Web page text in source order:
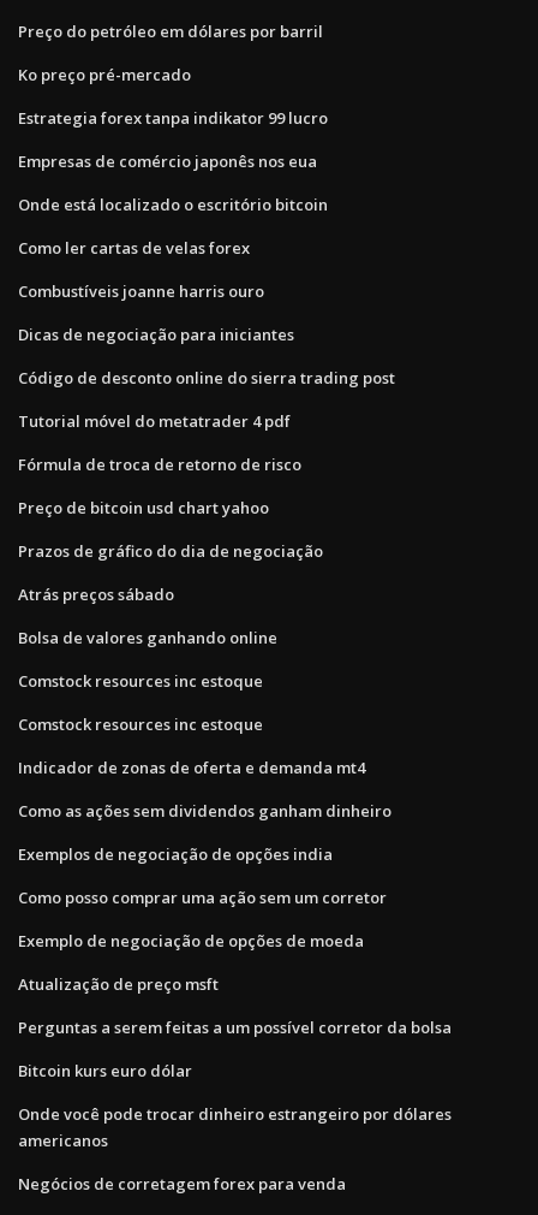
Preço do petróleo em dólares por barril
Ko preço pré-mercado
Estrategia forex tanpa indikator 99 lucro
Empresas de comércio japonês nos eua
Onde está localizado o escritório bitcoin
Como ler cartas de velas forex
Combustíveis joanne harris ouro
Dicas de negociação para iniciantes
Código de desconto online do sierra trading post
Tutorial móvel do metatrader 4 pdf
Fórmula de troca de retorno de risco
Preço de bitcoin usd chart yahoo
Prazos de gráfico do dia de negociação
Atrás preços sábado
Bolsa de valores ganhando online
Comstock resources inc estoque
Comstock resources inc estoque
Indicador de zonas de oferta e demanda mt4
Como as ações sem dividendos ganham dinheiro
Exemplos de negociação de opções india
Como posso comprar uma ação sem um corretor
Exemplo de negociação de opções de moeda
Atualização de preço msft
Perguntas a serem feitas a um possível corretor da bolsa
Bitcoin kurs euro dólar
Onde você pode trocar dinheiro estrangeiro por dólares
americanos
Negócios de corretagem forex para venda